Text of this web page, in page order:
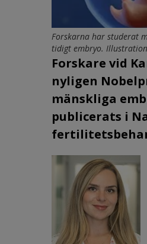
Forskarna har studerat
tidigt embryo.
Forskare vid
nyligen
mänskliga
publicerats i